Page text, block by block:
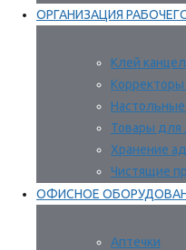
ОРГАНИЗАЦИЯ
Клей
Настольные
Товары для
Хранение
Чистящие
ОФИСНОЕ
Аптечки